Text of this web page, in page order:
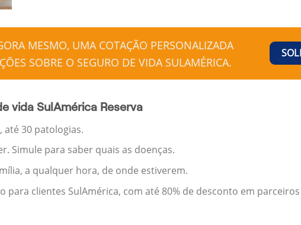
MESMO, UMA COTAÇÃO PERSONALIZADA
SOBRE O SEGURO DE VIDA SULAMÉRICA.
vida SulAmérica Reserva
até 30 patologias.
Simule para saber quais as doenças.
a qualquer hora, de onde estiverem.
para clientes SulAmérica, com até 80% de desconto em